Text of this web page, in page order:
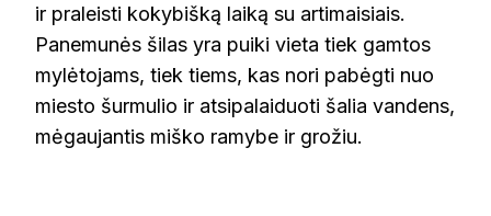
ir praleisti kokybišką laiką su artimaisiais.
Panemunės šilas yra puiki vieta tiek gamtos
mylėtojams, tiek tiems, kas nori pabėgti nuo
miesto šurmulio ir atsipalaiduoti šalia vandens,
mėgaujantis miško ramybe ir grožiu.